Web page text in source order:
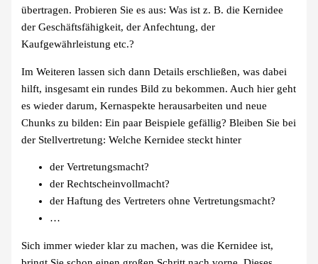
übertragen. Probieren Sie es aus: Was ist z. B. die Kernidee
der Geschäftsfähigkeit, der Anfechtung, der
Kaufgewährleistung etc.?
Im Weiteren lassen sich dann Details erschließen, was dabei
hilft, insgesamt ein rundes Bild zu bekommen. Auch hier geht
es wieder darum, Kernaspekte herausarbeiten und neue
Chunks zu bilden: Ein paar Beispiele gefällig? Bleiben Sie bei
der Stellvertretung: Welche Kernidee steckt hinter
der Vertretungsmacht?
der Rechtscheinvollmacht?
der Haftung des Vertreters ohne Vertretungsmacht?
…
Sich immer wieder klar zu machen, was die Kernidee ist,